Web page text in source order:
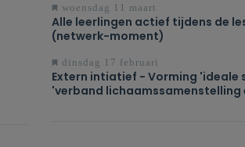
woensdag 11 maart
Alle leerlingen actief tijdens de
(netwerk-moment)
dinsdag 17 februari
Extern intiatief - Vorming 'ideale
'verband